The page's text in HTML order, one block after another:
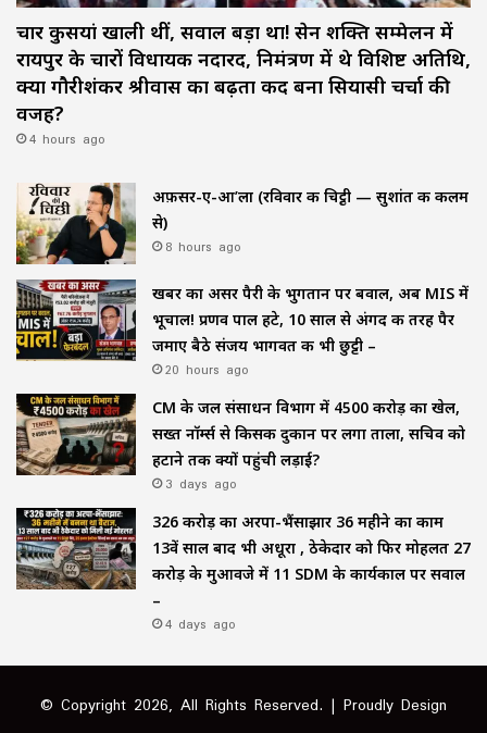
चार कुर्सियां खाली थीं, सवाल बड़ा था! सेन शक्ति सम्मेलन में
रायपुर के चारों विधायक नदारद, निमंत्रण में थे विशिष्ट अतिथि,
क्या गौरीशंकर श्रीवास का बढ़ता कद बना सियासी चर्चा की
वजह?
4 hours ago
अफ़सर-ए-आ’ला (रविवार की चिट्ठी — सुशांत की कलम
से)
8 hours ago
खबर का असर पैरी के भुगतान पर बवाल, अब MIS में
भूचाल! प्रणव पाल हटे, 10 साल से अंगद की तरह पैर
जमाए बैठे संजय भागवत की भी छुट्टी –
20 hours ago
CM के जल संसाधन विभाग में ₹4500 करोड़ का खेल,
सख्त नॉर्म्स से किसकी दुकान पर लगा ताला, सचिव को
हटाने तक क्यों पहुंची लड़ाई?
3 days ago
₹326 करोड़ का अरपा-भैंसाझार 36 महीने का काम
13वें साल बाद भी अधूरा , ठेकेदार को फिर मोहलत ₹27
करोड़ के मुआवजे में 11 SDM के कार्यकाल पर सवाल
–
4 days ago
© Copyright 2026, All Rights Reserved. | Proudly Design